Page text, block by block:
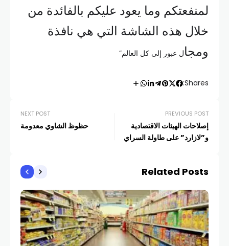
لمنفعتكم وما يعود عليكم بالفائدة من
خلال هذه الشاشة التي هي نافذة
ومجال عبور إلى كل العالم”
Shares:
PREVIOUS POST
إصلاحات الهيئات الاقتصادية
و”لازارد” على طاولة السراي
NEXT POST
حظوظ الشاوي معدومة
Related Posts